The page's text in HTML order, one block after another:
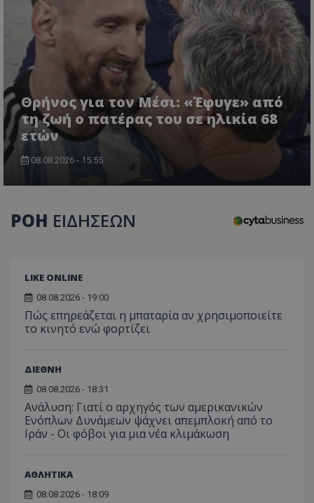
Θρήνος για τον Μέσι: «Έφυγε» από
τη ζωή ο πατέρας του σε ηλικία 68
ετών
08.08.2026 - 15:55
ΡΟΗ ΕΙΔΗΣΕΩΝ
LIKE ONLINE
08.08.2026 - 19:00
Πώς επηρεάζεται η μπαταρία αν χρησιμοποιείτε
το κινητό ενώ φορτίζει
ΔΙΕΘΝΗ
08.08.2026 - 18:31
Ανάλυση: Γιατί ο αρχηγός των αμερικανικών
Ενόπλων Δυνάμεων ψάχνει απεμπλοκή από το
Ιράν - Οι φόβοι για μια νέα κλιμάκωση
ΑΘΛΗΤΙΚΑ
08.08.2026 - 18:09